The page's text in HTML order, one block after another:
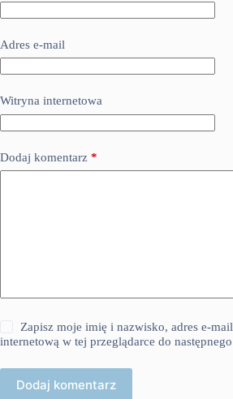
Adres e-mail
Witryna internetowa
Dodaj komentarz *
Zapisz moje imię i nazwisko, adres e-
internetową w tej przeglądarce do
Dodaj komentarz